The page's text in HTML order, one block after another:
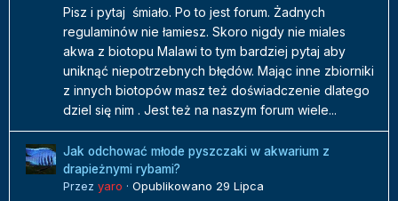
Pisz i pytaj śmiało. Po to jest forum. Żadnych
regulaminów nie łamiesz. Skoro nigdy nie miales
akwa z biotopu Malawi to tym bardziej pytaj aby
uniknąć niepotrzebnych błędów. Mając inne zbiorniki
z innych biotopów masz też doświadczenie dlatego
dziel się nim . Jest też na naszym forum wiele...
Jak odchować młode pyszczaki w akwarium z
drapieżnymi rybami?
Przez yaro · Opublikowano 29 Lipca